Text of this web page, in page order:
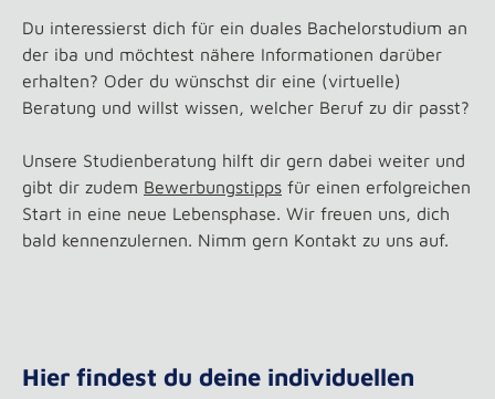
Du interessierst dich für ein duales Bachelorstudium an
der iba und möchtest nähere Informationen darüber
erhalten? Oder du wünschst dir eine (virtuelle)
Beratung und willst wissen, welcher Beruf zu dir passt?
Unsere Studienberatung hilft dir gern dabei weiter und
gibt dir zudem Bewerbungstipps für einen erfolgreichen
Start in eine neue Lebensphase. Wir freuen uns, dich
bald kennenzulernen. Nimm gern Kontakt zu uns auf.
Hier findest du deine individuellen